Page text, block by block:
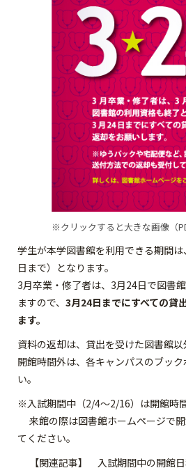
※クリックすると大きな画像（
学生が本学図書館を利用できる期間
日まで）となります。
3月卒業・修了者は、3月24日で図書
ますので、 3月24日までにすべての貸
ます。
資料の返却は、貸出を受けた図書館以
開館時間外は、各キャンパスのブッ
い。
※入試期間中（2/4～2/16）は開館時
来館の際は図書館ホームページで
てください。
【関連記事】 入試期間中の開館日